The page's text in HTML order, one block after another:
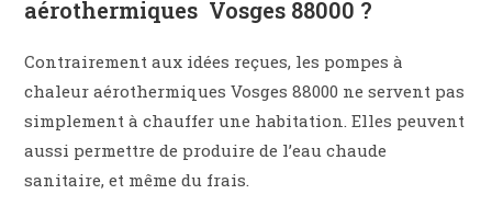
aérothermiques Vosges 88000 ?
Contrairement aux idées reçues, les pompes à
chaleur aérothermiques Vosges 88000 ne servent pas
simplement à chauffer une habitation. Elles peuvent
aussi permettre de produire de l’eau chaude
sanitaire, et même du frais.